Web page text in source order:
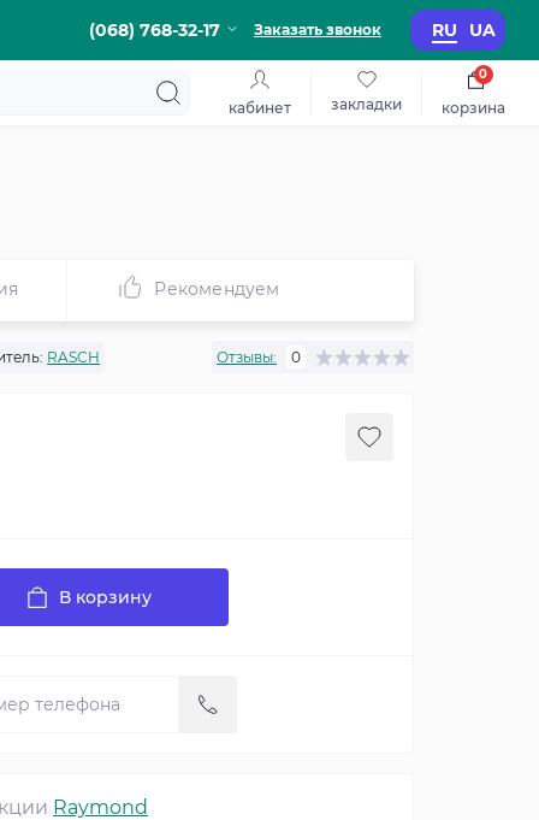
(068) 768-32-17 Заказать звонок RU UA
кабинет закладки корзина
0
Рекомендуем
RASCH Отзывы: 0
В корзину
Raymond